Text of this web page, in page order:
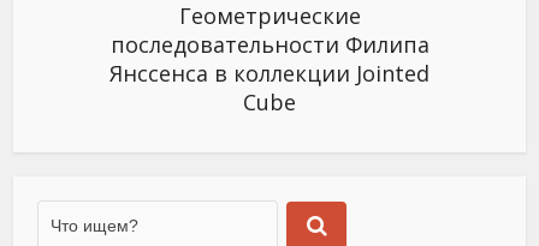
Геометрические
последовательности Филипа
Янссенса в коллекции Jointed
Cube